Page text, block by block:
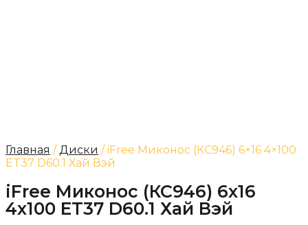
Главная /Диски / iFree Миконос (КС946) 6×16 4×100
ET37 D60.1 Хай Вэй
iFree Миконос (КС946) 6x16
4x100 ET37 D60.1 Хай Вэй